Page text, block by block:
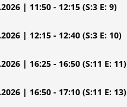
| 11:50 - 12:15 (S:3 E: 9)
| 12:15 - 12:40 (S:3 E: 10)
| 16:25 - 16:50 (S:11 E: 11)
| 16:50 - 17:10 (S:11 E: 13)